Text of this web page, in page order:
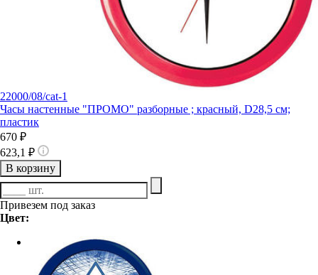
22000/08/cat-1
Часы настенные "ПРОМО" разборные ; красный, D28,5 см;
пластик
670 ₽
623,1 ₽
В корзину
Привезем под заказ
Цвет: